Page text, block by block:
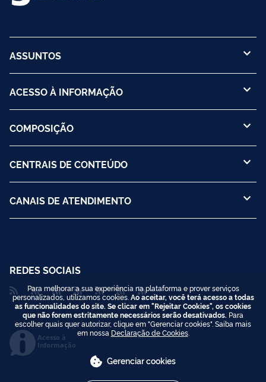
ASSUNTOS
ACESSO À INFORMAÇÃO
COMPOSIÇÃO
CENTRAIS DE CONTEÚDO
CANAIS DE ATENDIMENTO
REDES SOCIAIS
Acesso à
Informação
Para melhorar a sua experiência na plataforma e prover serviços
personalizados, utilizamos cookies. Ao aceitar, você terá acesso a todas
as funcionalidades do site. Se clicar em "Rejeitar Cookies", os cookies
que não forem estritamente necessários serão desativados. Para
escolher quais quer autorizar, clique em "Gerenciar cookies". Saiba mais
em nossa Declaração de Cookies.
Gerenciar cookies